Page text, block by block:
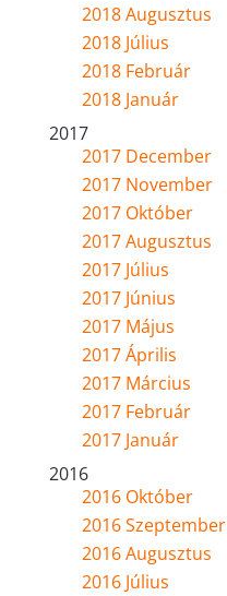
2018 Augusztus
2018 Július
2018 Február
2018 Január
2017
2017 December
2017 November
2017 Október
2017 Augusztus
2017 Július
2017 Június
2017 Május
2017 Április
2017 Március
2017 Február
2017 Január
2016
2016 Október
2016 Szeptember
2016 Augusztus
2016 Július